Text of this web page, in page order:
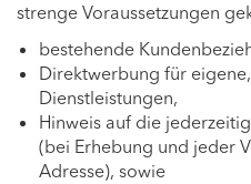
strenge Voraussetzungen
bestehende
Direktwerbung für
Dienstleistungen,
Hinweis auf die
(bei Erhebung und jeder
Adresse), sowie